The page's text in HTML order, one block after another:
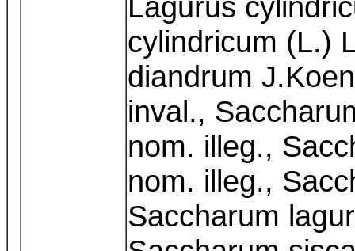
cylindricum (L.)
diandrum
inval.,
nom. illeg.,
nom. illeg.,
Saccharum